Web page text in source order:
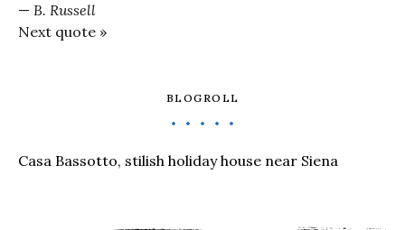
— B. Russell
Next quote »
BLOGROLL
Casa Bassotto, stilish holiday house near Siena